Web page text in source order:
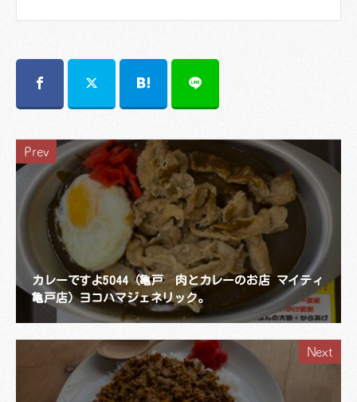
Prev
カレーですよ5044（亀戸 肉とカレーのお店 マイティ
亀戸店）ヨコハマジェネリック。
Next